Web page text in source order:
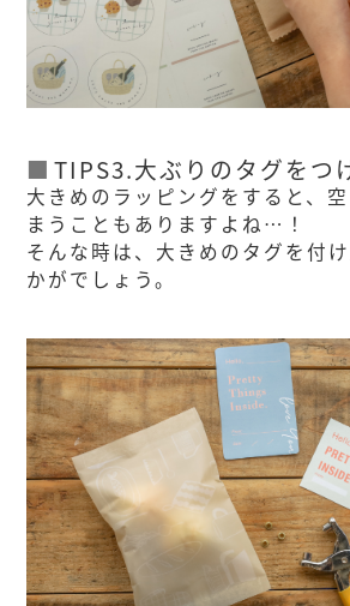
TIPS3.大ぶりのタグをつ
大きめのラッピングをすると、
まうこともありますよね…！
そんな時は、大きめのタグを付
かがでしょう。